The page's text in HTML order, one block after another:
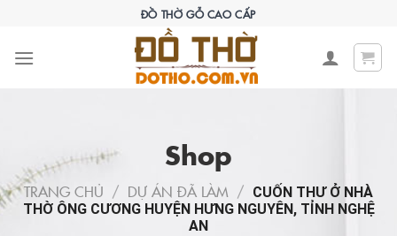
content
ĐỒ THỜ GỖ CAO CẤP
Shop
TRANG CHỦ / DỰ ÁN ĐÃ LÀM / CUỐN THƯ Ở NHÀ
THỜ ÔNG CƯƠNG HUYỆN HƯNG NGUYÊN, TỈNH NGHỆ
AN